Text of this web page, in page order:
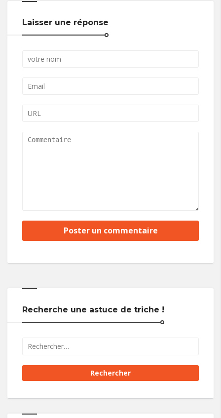
Laisser une réponse
Recherche une astuce de triche !